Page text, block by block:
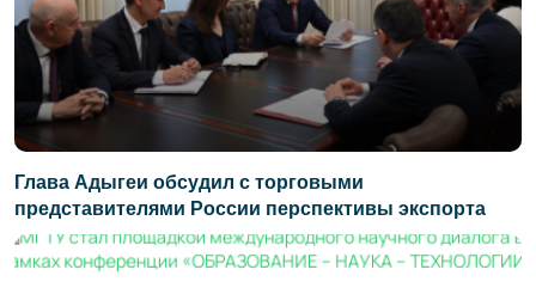
Глава Адыгеи обсудил с торговыми
представителями России перспективы экспорта